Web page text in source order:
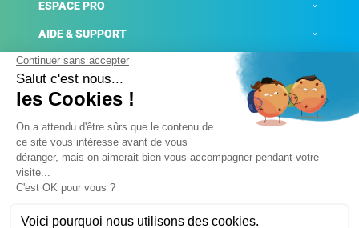
ESPACE PRO
AIDE & SUPPORT
ACTUALITÉS
Mentions légales